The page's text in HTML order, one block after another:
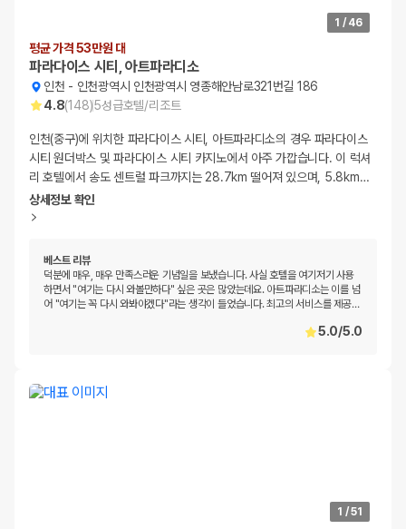
1 / 46
평균 가격 53만원 대
파라다이스 시티, 아트파라디소
인천 - 인천광역시 인천광역시 영종해안남로321번길 186
4.8(148)5성급호텔/리조트
인천(중구)에 위치한 파라다이스 시티, 아트파라디소의 경우 파라다이스
시티 원더박스 및 파라다이스 시티 카지노에서 아주 가깝습니다. 이 럭셔
리 호텔에서 송도 센트럴 파크까지는 28.7km 떨어져 있으며, 5.8km…
상세정보 확인
베스트 리뷰
덕분에 매우, 매우 만족스러운 기념일을 보냈습니다. 사실 호텔을 여기저기 사용
하면서 "여기는 다시 와볼만하다" 싶은 곳은 많았는데요. 아트파라디소는 이를 넘
어 "여기는 꼭 다시 와봐야겠다"라는 생각이 들었습니다. 최고의 서비스를 제공…
5.0/5.0
1 /51